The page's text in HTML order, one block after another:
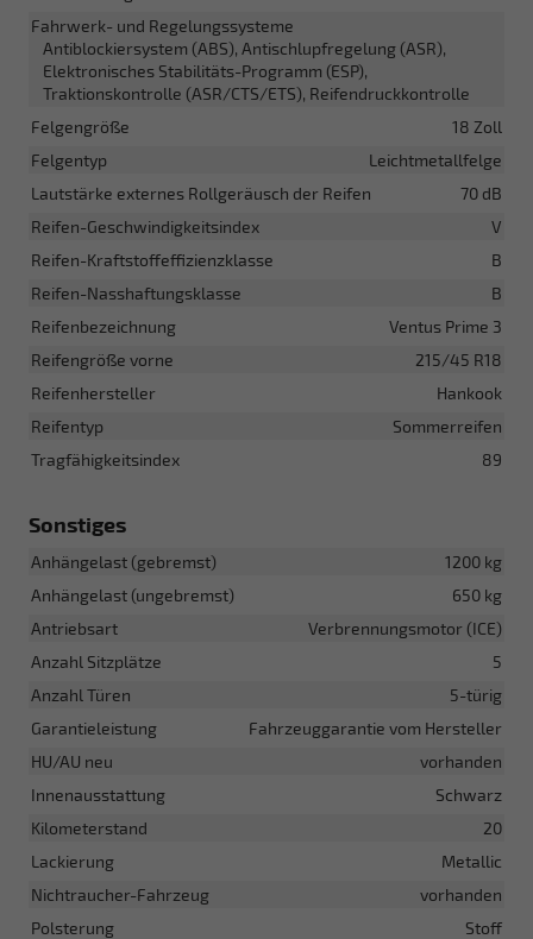
Fahrwerk- und Regelungssysteme
Antiblockiersystem (ABS), Antischlupfregelung (ASR),
Elektronisches Stabilitäts-Programm (ESP),
Traktionskontrolle (ASR/CTS/ETS), Reifendruckkontrolle
Felgengröße
18 Zoll
Felgentyp
Leichtmetallfelge
Lautstärke externes Rollgeräusch der Reifen
70 dB
Reifen-Geschwindigkeitsindex
V
Reifen-Kraftstoffeffizienzklasse
B
Reifen-Nasshaftungsklasse
B
Reifenbezeichnung
Ventus Prime 3
Reifengröße vorne
215/45 R18
Reifenhersteller
Hankook
Reifentyp
Sommerreifen
Tragfähigkeitsindex
89
Sonstiges
Anhängelast (gebremst)
1200 kg
Anhängelast (ungebremst)
650 kg
Antriebsart
Verbrennungsmotor (ICE)
Anzahl Sitzplätze
5
Anzahl Türen
5-türig
Garantieleistung
Fahrzeuggarantie vom Hersteller
HU/AU neu
vorhanden
Innenausstattung
Schwarz
Kilometerstand
20
Lackierung
Metallic
Nichtraucher-Fahrzeug
vorhanden
Polsterung
Stoff